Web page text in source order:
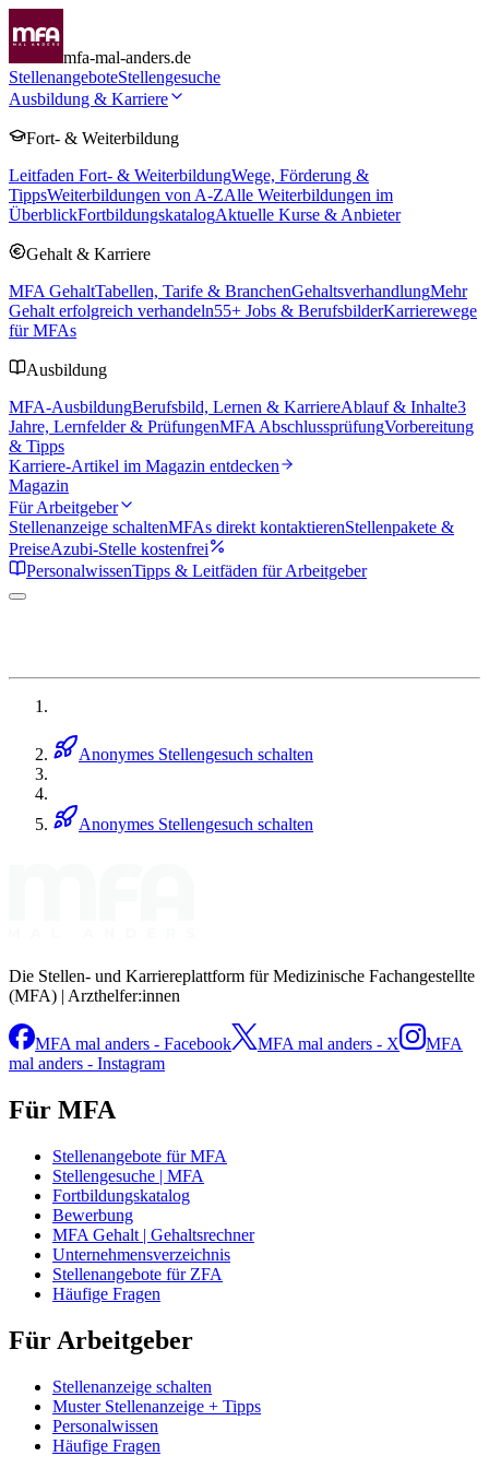
mfa-mal-anders.de
StellenangeboteStellengesuche
Ausbildung & Karriere
Fort- & Weiterbildung
Leitfaden Fort- & WeiterbildungWege, Förderung &
TippsWeiterbildungen von A-ZAlle Weiterbildungen im
ÜberblickFortbildungskatalogAktuelle Kurse & Anbieter
Gehalt & Karriere
MFA GehaltTabellen, Tarife & BranchenGehaltsverhandlungMehr
Gehalt erfolgreich verhandeln55+ Jobs & BerufsbilderKarrierewege
für MFAs
Ausbildung
MFA-AusbildungBerufsbild, Lernen & KarriereAblauf & Inhalte3
Jahre, Lernfelder & PrüfungenMFA AbschlussprüfungVorbereitung
& Tipps
Karriere-Artikel im Magazin entdecken
Magazin
Für Arbeitgeber
Stellenanzeige schaltenMFAs direkt kontaktierenStellenpakete &
PreiseAzubi-Stelle kostenfrei
PersonalwissenTipps & Leitfäden für Arbeitgeber
Anonymes Stellengesuch schalten
Anonymes Stellengesuch schalten
Die Stellen- und Karriereplattform für Medizinische Fachangestellte
(MFA) | Arzthelfer:innen
MFA mal anders - Facebook MFA mal anders - X
MFA
mal anders - Instagram
Für MFA
Stellenangebote für MFA
Stellengesuche | MFA
Fortbildungskatalog
Bewerbung
MFA Gehalt | Gehaltsrechner
Unternehmensverzeichnis
Stellenangebote für ZFA
Häufige Fragen
Für Arbeitgeber
Stellenanzeige schalten
Muster Stellenanzeige + Tipps
Personalwissen
Häufige Fragen